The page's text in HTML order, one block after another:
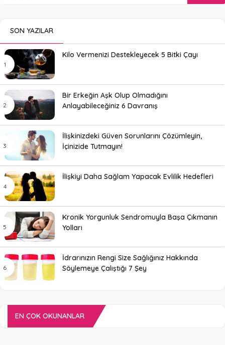
SON YAZILAR
Kilo Vermenizi Destekleyecek 5 Bitki Çayı
Bir Erkeğin Aşk Olup Olmadığını
Anlayabileceğiniz 6 Davranış
İlişkinizdeki Güven Sorunlarını Çözümleyin,
İçinizide Tutmayın!
İlişkiyi Daha Sağlam Yapacak Evlilik Hedefleri
Kronik Yorgunluk Sendromuyla Başa Çıkmanın
Yolları
İdrarınızın Rengi Size Sağlığınız Hakkında
Söylemeye Çalıştığı 7 Şey
EN ÇOK OKUNANLAR